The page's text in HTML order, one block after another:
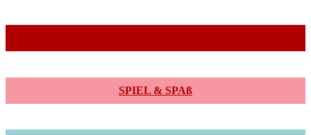
SPIEL & SPAß